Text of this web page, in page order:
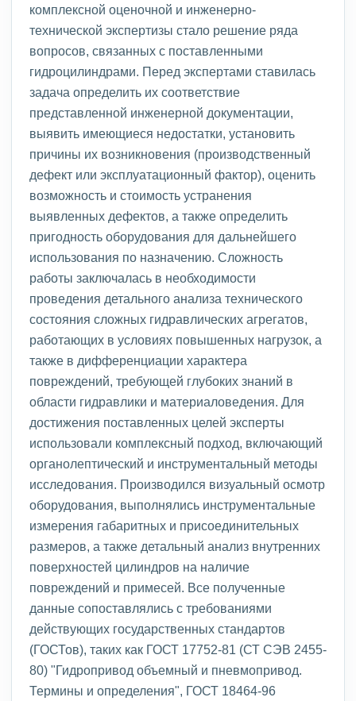
комплексной оценочной и инженерно-
технической экспертизы стало решение ряда
вопросов, связанных с поставленными
гидроцилиндрами. Перед экспертами ставилась
задача определить их соответствие
представленной инженерной документации,
выявить имеющиеся недостатки, установить
причины их возникновения (производственный
дефект или эксплуатационный фактор), оценить
возможность и стоимость устранения
выявленных дефектов, а также определить
пригодность оборудования для дальнейшего
использования по назначению. Сложность
работы заключалась в необходимости
проведения детального анализа технического
состояния сложных гидравлических агрегатов,
работающих в условиях повышенных нагрузок, а
также в дифференциации характера
повреждений, требующей глубоких знаний в
области гидравлики и материаловедения. Для
достижения поставленных целей эксперты
использовали комплексный подход, включающий
органолептический и инструментальный методы
исследования. Производился визуальный осмотр
оборудования, выполнялись инструментальные
измерения габаритных и присоединительных
размеров, а также детальный анализ внутренних
поверхностей цилиндров на наличие
повреждений и примесей. Все полученные
данные сопоставлялись с требованиями
действующих государственных стандартов
(ГОСТов), таких как ГОСТ 17752-81 (СТ СЭВ 2455-
80) "Гидропривод объемный и пневмопривод.
Термины и определения", ГОСТ 18464-96